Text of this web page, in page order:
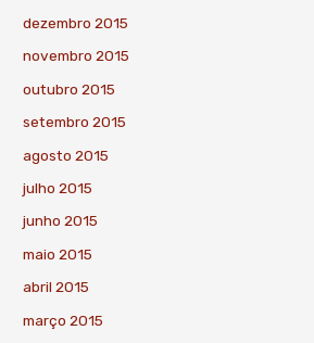
dezembro 2015
novembro 2015
outubro 2015
setembro 2015
agosto 2015
julho 2015
junho 2015
maio 2015
abril 2015
março 2015